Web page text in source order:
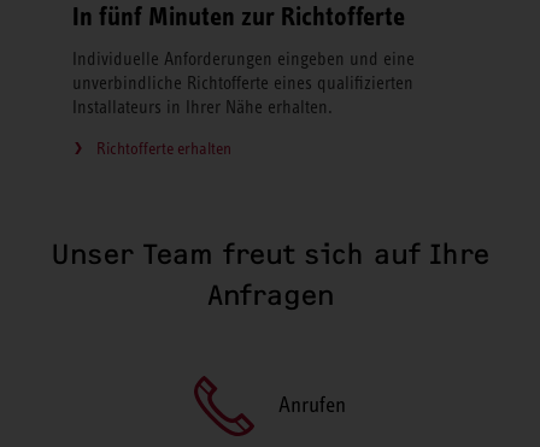
In fünf Minuten zur Richtofferte
Individuelle Anforderungen eingeben und eine
unverbindliche Richtofferte eines qualifizierten
Installateurs in Ihrer Nähe erhalten.
Richtofferte erhalten
Unser Team freut sich auf Ihre
Anfragen
Anrufen